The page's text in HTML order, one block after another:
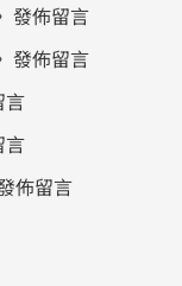
發佈留言
發佈留言
言
言
佈留言